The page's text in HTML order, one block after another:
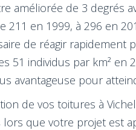
améliorée de 3 degrés
211 en 1999, à 296 en
de réagir
51 individus par km² en
avantageuse pour
de vos toitures à
lors que votre projet